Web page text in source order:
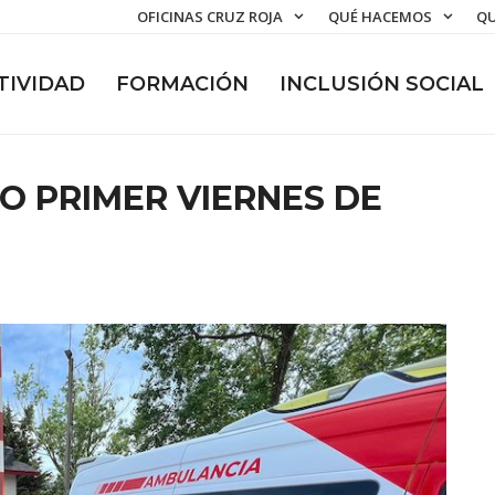
OFICINAS CRUZ ROJA QUÉ HACEMOS
FORMACIÓN INCLUSIÓN SOCIAL
PRIMER VIERNES DE